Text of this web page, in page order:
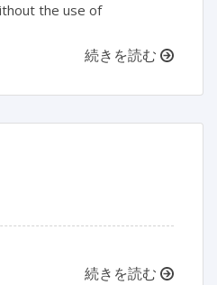
the use of
続きを読む
続きを読む